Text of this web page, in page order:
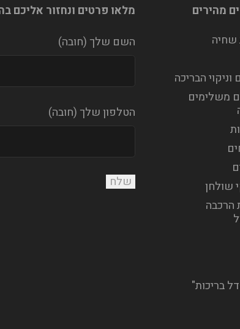
מהירים
שחיה
וניקוי הבריכה
משלימים
שולחן
הרכבה
מלאו פרטים ונחזור אליכם
השם שלך (חובה)
הטלפון שלך (חובה)